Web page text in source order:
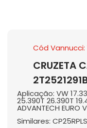
Cód Vannucci:
CRUZETA
Aplicação: VW
25.390T 26.390T
ADVANTECH EURO
Similares: